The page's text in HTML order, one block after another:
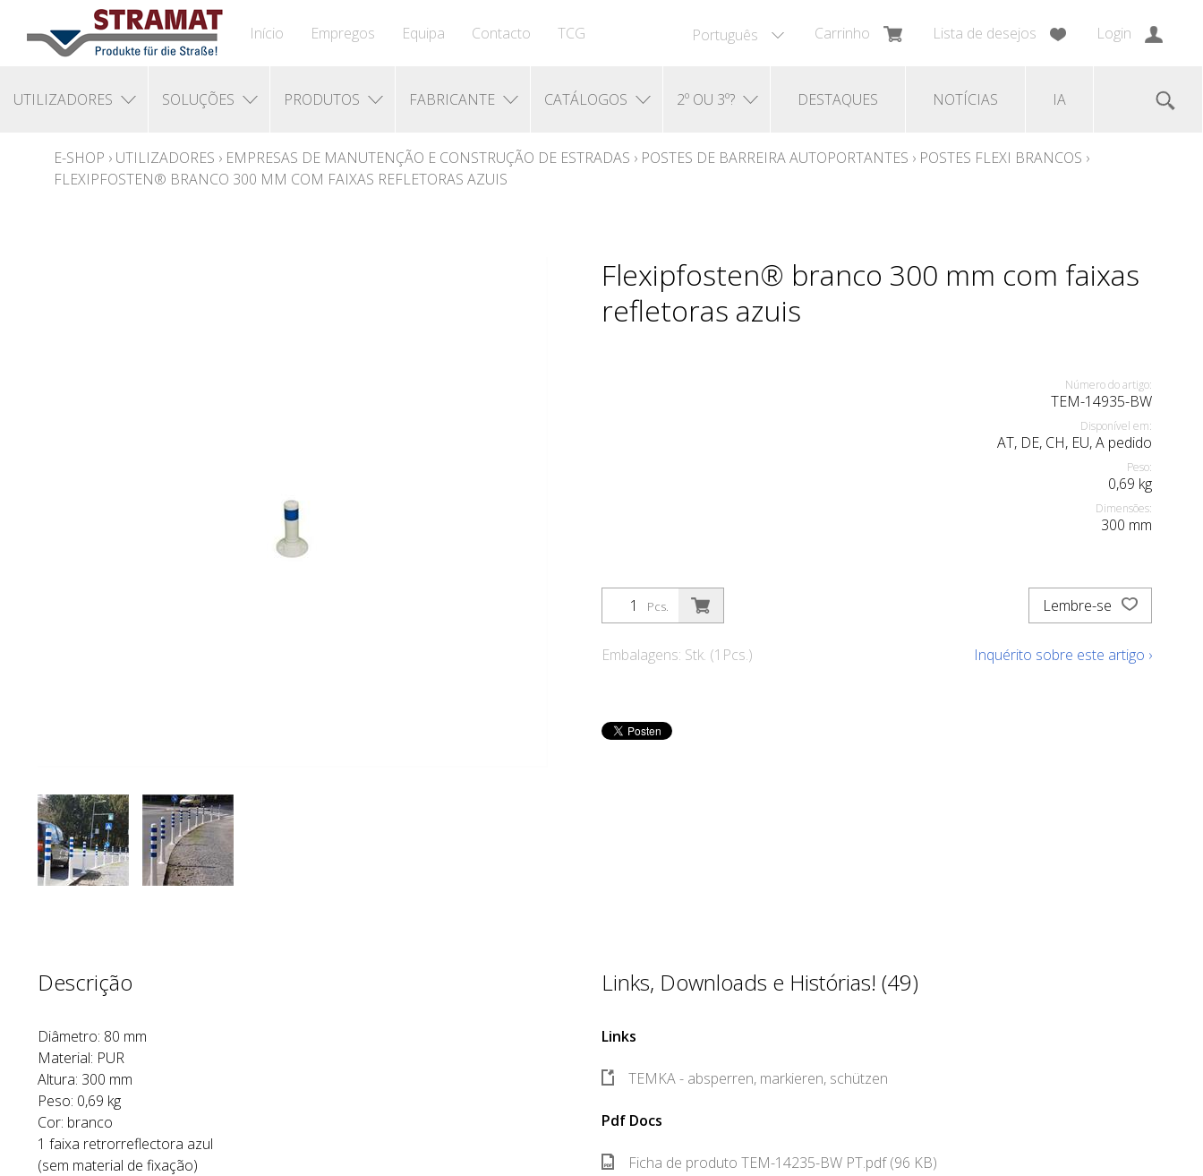
Português Carrinho Lista de desejos Login
Início Empregos Equipa Contacto TCG
UTILIZADORES SOLUÇÕES PRODUTOS FABRICANTE CATÁLOGOS 2º OU 3º? DESTAQUES NOTÍCIAS IA
E-SHOP › UTILIZADORES › EMPRESAS DE MANUTENÇÃO E CONSTRUÇÃO DE ESTRADAS › POSTES DE BARREIRA AUTOPORTANTES › POSTES FLEXI BRANCOS ›
FLEXIPFOSTEN® BRANCO 300 MM COM FAIXAS REFLETORAS AZUIS
Flexipfosten® branco 300 mm com faixas
refletoras azuis
Número do artigo:
TEM-14935-BW
Disponível em:
AT, DE, CH, EU, A pedido
Peso:
0,69 kg
Dimensões:
300 mm
Pcs.
Embalagens: Stk. (1Pcs.)
Lembre-se
Inquérito sobre este artigo ›
Descrição
Diâmetro: 80 mm
Material: PUR
Altura: 300 mm
Peso: 0,69 kg
Cor: branco
1 faixa retrorreflectora azul
(sem material de fixação)
Links, Downloads e Histórias! (49)
Links
TEMKA - absperren, markieren, schützen
Pdf Docs
Ficha de produto TEM-14235-BW PT.pdf (96 KB)